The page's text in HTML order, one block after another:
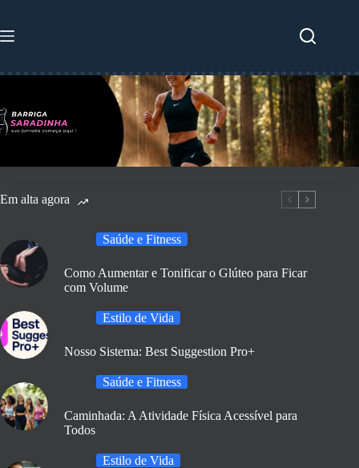
o
Em alta agora
Saúde e Fitness
Como Aumentar e Tonificar o Glúteo para Ficar
com Volume
Estilo de Vida
Nosso Sistema: Best Suggestion Pro+
Saúde e Fitness
Caminhada: A Atividade Física Acessível para
Todos
Estilo de Vida